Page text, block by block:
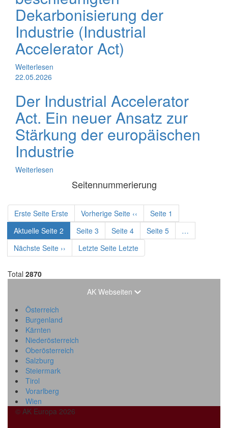
Dekarbonisierung der
Industrie (Industrial
Accelerator Act)
Weiterlesen
22.05.2026
Der Industrial Accelerator
Act. Ein neuer Ansatz zur
Stärkung der europäischen
Industrie
Weiterlesen
Seitennummerierung
Erste Seite Erste Vorherige Seite ‹‹ Seite 1
Aktuelle Seite 2 Seite 3 Seite 4 Seite 5
…
Nächste Seite ›› Letzte Seite Letzte
Total 2870
AK Webseiten
Österreich
Burgenland
Kärnten
Niederösterreich
Oberösterreich
Salzburg
Steiermark
Tirol
Vorarlberg
Wien
© AK Europa 2026